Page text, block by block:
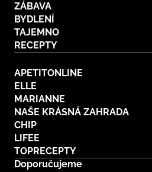
ZÁBAVA
BYDLENÍ
TAJEMNO
RECEPTY
APETITONLINE
ELLE
MARIANNE
NAŠE KRÁSNÁ ZAHRADA
CHIP
LIFEE
TOPRECEPTY
Doporučujeme